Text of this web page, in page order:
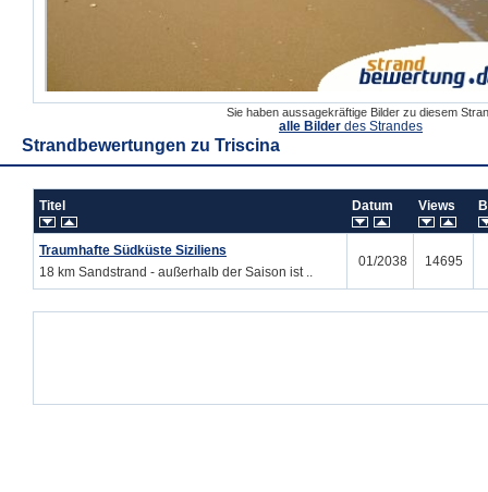
Sie haben aussagekräftige Bilder zu diesem
alle Bilder des Strandes
Strandbewertungen zu Triscina
Titel Datum Views
Traumhafte Südküste Siziliens
18 km Sandstrand - außerhalb der Saison ist ..
01/2038 14695